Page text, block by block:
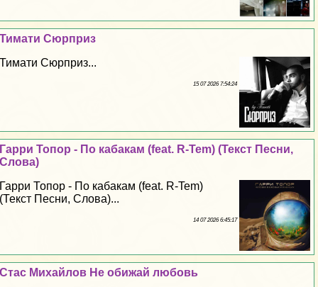
Тимати Сюрприз
Тимати Сюрприз...
15 07 2026 7:54:24
Гарри Топор - По кабакам (feat. R-Tem) (Текст Песни,
Слова)
Гарри Топор - По кабакам (feat. R-Tem)
(Текст Песни, Слова)...
14 07 2026 6:45:17
Стас Михайлов Не обижай любовь